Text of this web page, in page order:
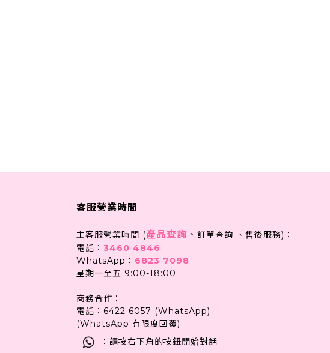
客服營業時間
主客服營業時間 (產品查詢 、 訂單查詢 、售後服務)：
電話： 3460 4846
WhatsApp： 6823 7098
星期一至五 9:00-18:00
商務合作：
電話：6422 6057 (WhatsApp)
(WhatsApp 有限度回覆)
：請按右下角的按鈕開始對話